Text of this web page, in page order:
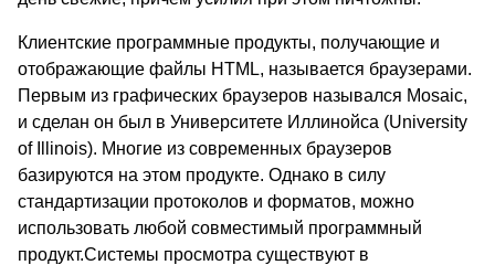
Клиентские программные продукты, получающие и
отображающие файлы HTML, называется браузерами.
Первым из графических браузеров назывался Mosaic,
и сделан он был в Университете Иллинойса (University
of Illinois). Многие из современных браузеров
базируются на этом продукте. Однако в силу
стандартизации протоколов и форматов, можно
использовать любой совместимый программный
продукт.Системы просмотра существуют в